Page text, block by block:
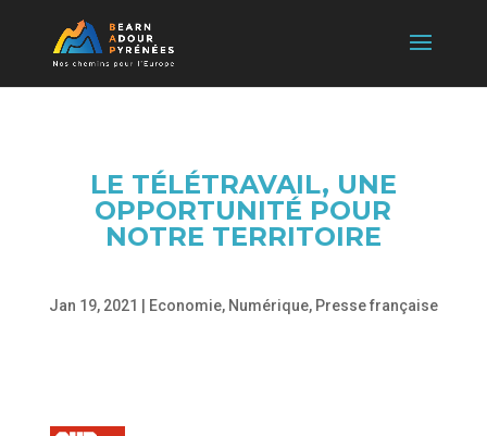
LE TÉLÉTRAVAIL, UNE
OPPORTUNITÉ POUR
NOTRE TERRITOIRE
Jan 19, 2021 Economie, Numérique, Presse française